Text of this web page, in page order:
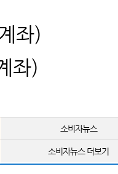
좌)
좌)
소비자뉴스
소비자뉴스 더보기